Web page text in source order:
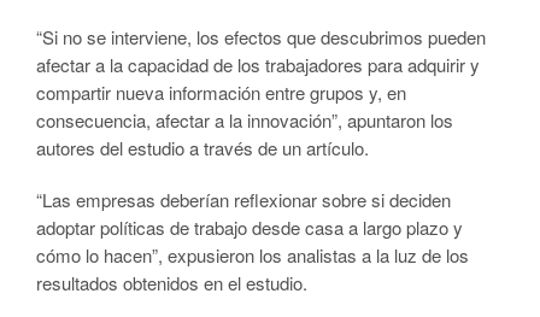
“Si no se interviene, los efectos que descubrimos pueden
afectar a la capacidad de los trabajadores para adquirir y
compartir nueva información entre grupos y, en
consecuencia, afectar a la innovación”, apuntaron los
autores del estudio a través de un artículo.
“Las empresas deberían reflexionar sobre si deciden
adoptar políticas de trabajo desde casa a largo plazo y
cómo lo hacen”, expusieron los analistas a la luz de los
resultados obtenidos en el estudio.